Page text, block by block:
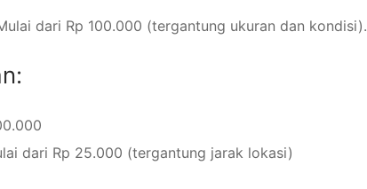
dari Rp 100.000 (tergantung ukuran dan kondisi).
dari Rp 25.000 (tergantung jarak lokasi)